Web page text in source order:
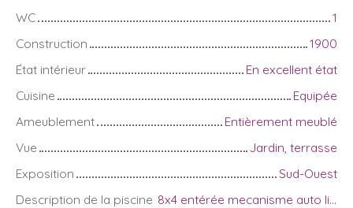
WC
1
Construction
1900
État intérieur
En excellent état
Cuisine
Equipée
Ameublement
Entièrement meublé
Vue
Jardin, terrasse
Exposition
Sud-Ouest
Description de la piscine
8x4 entérée mecanisme auto liner changer il y a 4ans filtre a sable+ billes de verres